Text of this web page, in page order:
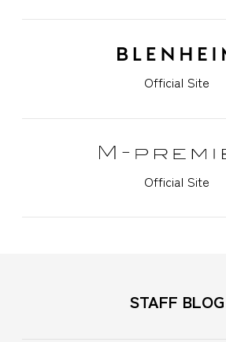
Official Site
Official Site
STAFF BLOG